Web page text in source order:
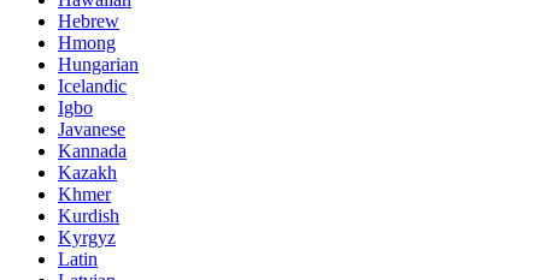
Hebrew
Hmong
Hungarian
Icelandic
Igbo
Javanese
Kannada
Kazakh
Khmer
Kurdish
Kyrgyz
Latin